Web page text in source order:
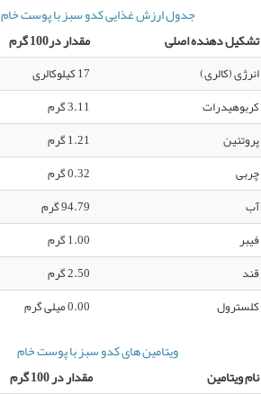
جدول ارزش غذایی کدو سبز با پوست خام
تشکیل دهنده اصلی
مقدار در100 گرم
انرژی (کالری)
17 کیلوکالری
کربوهیدرات
3.11 گرم
پروتئین
1.21 گرم
چربی
0.32 گرم
آب
94.79 گرم
فیبر
1.00 گرم
قند
2.50 گرم
کلسترول
0.00 میلی گرم
ویتامین های کدو سبز با پوست خام
نام ویتامین
مقدار در 100 گرم